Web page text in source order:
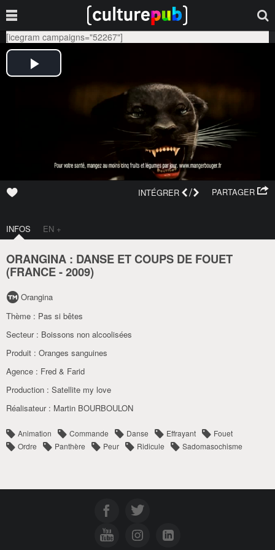
[icegram campaigns="52267"]
PARTAGER
INTÉGRER /
INFOS EN +
ORANGINA : DANSE ET COUPS DE FOUET
(FRANCE-2009)
Orangina
Thème : Pas si bêtes
Secteur : Boissons non alcoolisées
Produit : Oranges sanguines
Agence : Fred & Farid
Production : Satellite my love
Réalisateur : Martin BOURBOULON
Animation Commande Danse Effrayant
Fouet
Ordre
Panthère Peur Ridicule Sadomasochisme